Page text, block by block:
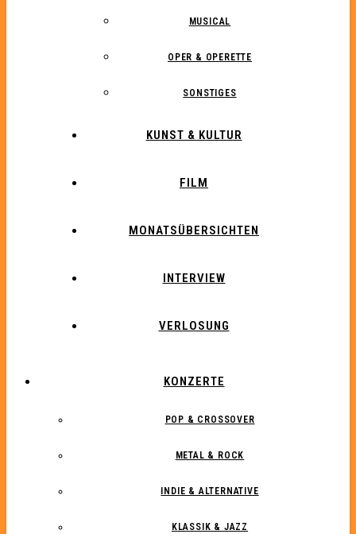
MUSICAL
OPER & OPERETTE
SONSTIGES
KUNST & KULTUR
FILM
MONATSÜBERSICHTEN
INTERVIEW
VERLOSUNG
KONZERTE
POP & CROSSOVER
METAL & ROCK
INDIE & ALTERNATIVE
KLASSIK & JAZZ